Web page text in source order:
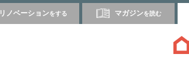
リノベーションをする マガジンを読む